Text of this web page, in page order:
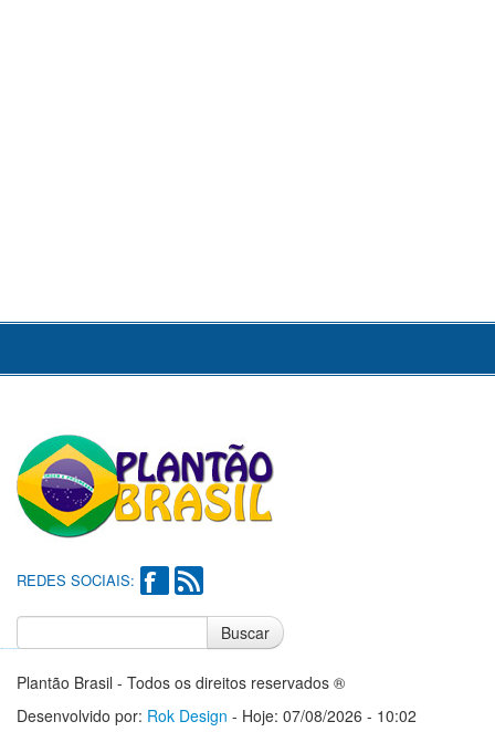
REDES SOCIAIS:
Buscar
Plantão Brasil - Todos os direitos reservados ®
Desenvolvido por: Rok Design - Hoje: 07/08/2026 - 10:02